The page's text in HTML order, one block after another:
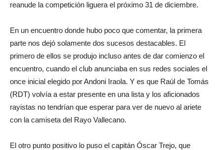
reanude la competición liguera el próximo 31 de diciembre.
En un encuentro donde hubo poco que comentar, la primera
parte nos dejó solamente dos sucesos destacables. El
primero de ellos se produjo incluso antes de dar comienzo el
encuentro, cuando el club anunciaba en sus redes sociales el
once inicial elegido por Andoni Iraola. Y es que Raúl de Tomás
(RDT) volvía a estar presente en una lista y los aficionados
rayistas no tendrían que esperar para ver de nuevo al ariete
con la camiseta del Rayo Vallecano.
El otro punto positivo lo puso el capitán Óscar Trejo, que